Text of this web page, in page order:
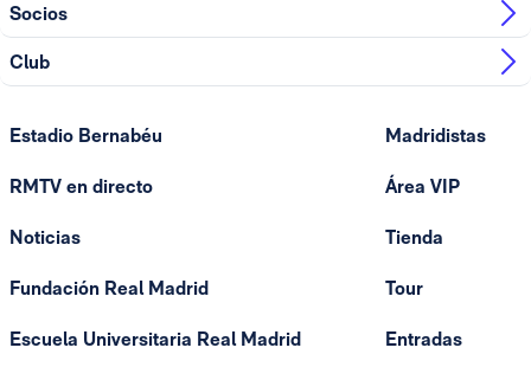
Socios
Club
Estadio Bernabéu
RMTV en directo
Noticias
Fundación Real Madrid
Escuela Universitaria Real Madrid
Madridistas
Área VIP
Tienda
Tour
Entradas